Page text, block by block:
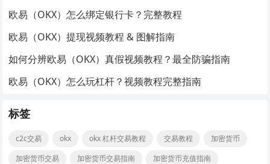
欧易（OKX）怎么绑定银行卡？完整教程
欧易（OKX）提现视频教程 & 图解指南
如何分辨欧易（OKX）真假视频教程？最全防骗指南
欧易（OKX）怎么玩杠杆？视频教程完整指南
标签
c2c交易 okx okx 杠杆交易教程 交易教程
加密货币
加密货币交易
加密货币交易指南
加密货币充值指南